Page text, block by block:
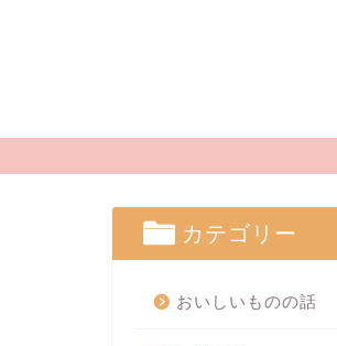
カテゴリー
おいしいものの話